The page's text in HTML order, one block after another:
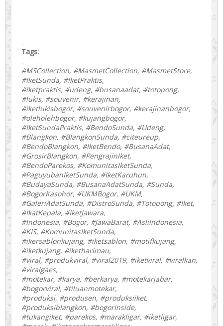
.
Tags:
.
#MSCollection, #MasmetCollection, #MasmetStore,
#IketSunda, #IketPraktis,
#iketpraktis, #udeng, #busanaadat, #totopong,
#lukis, #souvenir, #kerajinan,
#iketlukisbogor, #souvenirbogor, #kerajinanbogor,
#oleholehbogor, #kujangbogor,
#IketSundaPraktis, #BendoSunda, #Udeng,
#Blangkon, #BlangkonSunda, #citeureup,
#BendoBlangkon, #IketBendo, #BusanaAdat,
#GrosirBlangkon, #PengrajinIket,
#BendoParekos, #KomunitasIketSunda,
#PaguyubanIketSunda, #IketKaruhun,
#BudayaSunda, #BusanaAdatSunda, #Sunda,
#BogorKasohor, #UKMBogor, #UKM,
#GaleriAdatSunda, #DistroSunda, #Totopong, #Iket,
#IkatKepala, #IketJawara,
#Indonesia, #Bogor, #JawaBarat, #AsliIndonesia,
#KIS, #KomunitasIketSunda,
#ikersablonkujang, #iketsablon, #motifkujang,
#iketkujang, #iketharimau,
#viral, #produkviral, #viral2019, #iketviral, #viralkan,
#viralgaes,
#motekar, #karya, #berkarya, #motekarjabar,
#bogorviral, #tiluanmotekar,
#produksi, #produsen, #produksiiket,
#produksiblangkon, #bogorinside,
#tukangiket, #parekos, #marakligar, #iketligar,